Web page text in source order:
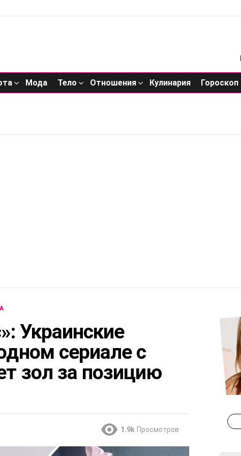
Мода Тело Отношения Кулинария Гороскоп
Украинские
сериале с
зол за позицию
1.9k Просмотров